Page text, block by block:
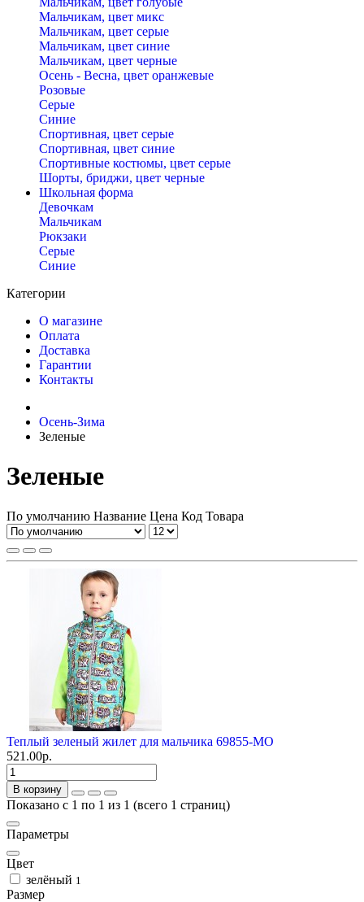
Мальчикам, цвет микс
Мальчикам, цвет серые
Мальчикам, цвет синие
Мальчикам, цвет черные
Осень - Весна, цвет оранжевые
Розовые
Серые
Синие
Спортивная, цвет серые
Спортивная, цвет синие
Спортивные костюмы, цвет серые
Шорты, бриджи, цвет черные
Школьная форма
Девочкам
Мальчикам
Рюкзаки
Серые
Синие
Категории
О магазине
Оплата
Доставка
Гарантии
Контакты
Осень-Зима
Зеленые
Зеленые
По умолчанию Название Цена Код Товара
Теплый зеленый жилет для мальчика 69855-МО
521.00р.
В корзину
Показано с 1 по 1 из 1 (всего 1 страниц)
Параметры
Цвет
зелёный 1
Размер